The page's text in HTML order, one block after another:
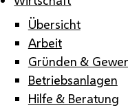
Übersicht
Arbeit
Gründen &
Betriebsanlagen
Hilfe & Beratung